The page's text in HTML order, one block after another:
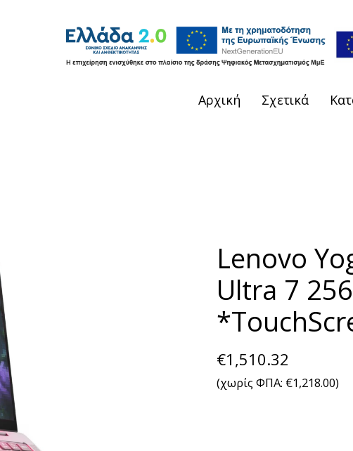
Αρχική Σχετικά
Lenovo
Ultra 7
€1,510.32
(χωρίς ΦΠΑ: €1,218.00)